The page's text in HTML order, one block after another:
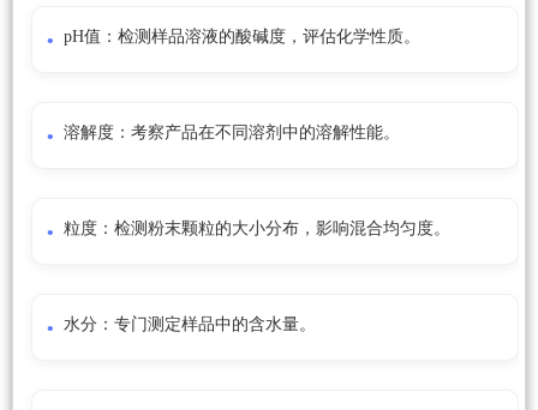
pH值：检测样品溶液的酸碱度，评估化学性质。
溶解度：考察产品在不同溶剂中的溶解性能。
粒度：检测粉末颗粒的大小分布，影响混合均匀度。
水分：专门测定样品中的含水量。